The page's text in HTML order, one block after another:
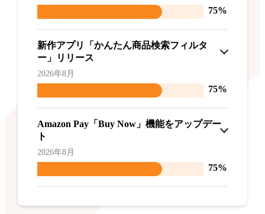
75%
新作アプリ「かんたん商品検索フィルタ
ー」リリース
2026年8月
75%
Amazon Pay「Buy Now」機能をアップデー
ト
2026年8月
75%